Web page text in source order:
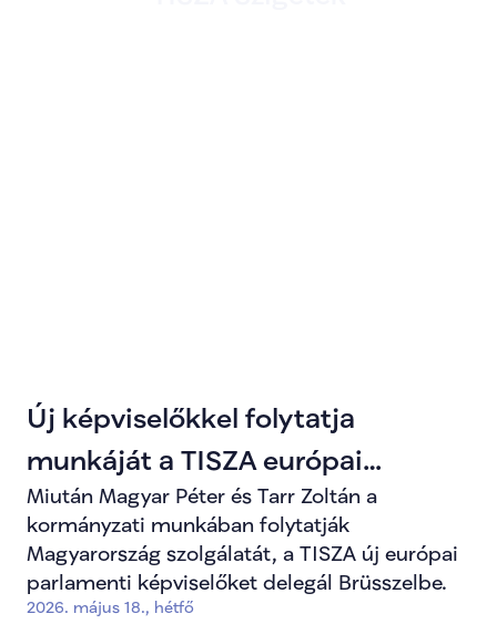
Új képviselőkkel folytatja
munkáját a TISZA európai
parlamenti delegációja
Miután Magyar Péter és Tarr Zoltán a
kormányzati munkában folytatják
Magyarország szolgálatát, a TISZA új európai
parlamenti képviselőket delegál Brüsszelbe.
2026. május 18., hétfő